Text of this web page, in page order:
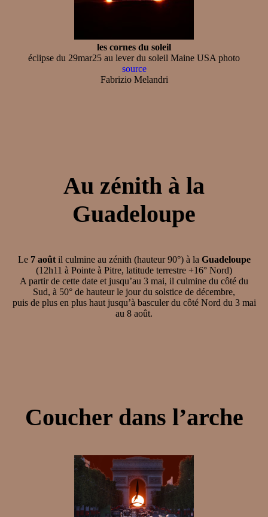
les cornes du soleil
éclipse du 29mar25 au lever du soleil Maine USA photo
source
Fabrizio Melandri
Au zénith à la
Guadeloupe
Le 7 aoûtil culmine au zénith (hauteur 90°) à la Guadeloupe
(12h11 à Pointe à Pitre, latitude terrestre +16° Nord)
A partir de cette date et jusqu’au 3 mai, il culmine du côté du
Sud, à 50° de hauteur le jour du solstice de décembre,
puis de plus en plus haut jusqu’à basculer du côté Nord du 3 mai
au 8 août.
Coucher dans l’arche